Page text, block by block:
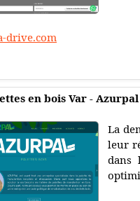
drive.com
en bois Var - Azurpal
La
leur
dans